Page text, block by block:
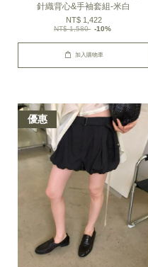
針織背心&手袖套組-米白
NT$ 1,422
NT$ 1,580 -10%
加入購物車
優惠